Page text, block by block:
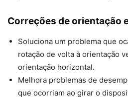
Correções de orientação
Soluciona um problema que
rotação de volta à orientação
orientação horizontal.
Melhora problemas de
que ocorriam ao girar o